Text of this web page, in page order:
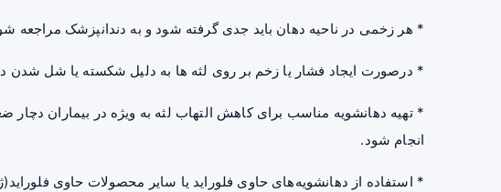
* هر زخمی در ناحیه دهان باید جدی گرفته شود و به دندانپزشک مراجعه
* درصورت ایجاد فشار یا زخم بر روی لثه ها به دلیل شکسته یا شل شدن
* تهیه دهانشویه مناسب برای کاهش التهاب لثه به ویژه در بیماران
انجام شود.
* استفاده از دهانشویه‌های حاوی فلوراید یا سایر محصولات حاوی